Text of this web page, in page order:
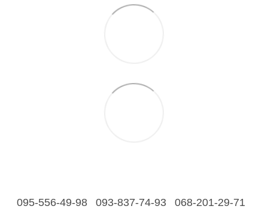
095-556-49-98 093-837-74-93
068-201-29-71